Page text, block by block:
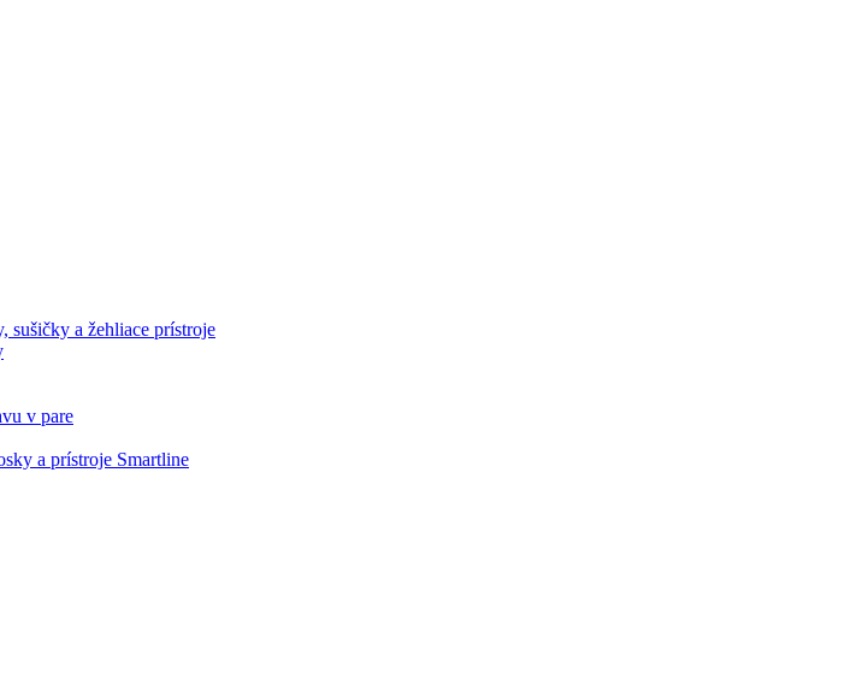
sušičky a žehliace prístroje
v pare
a prístroje Smartline